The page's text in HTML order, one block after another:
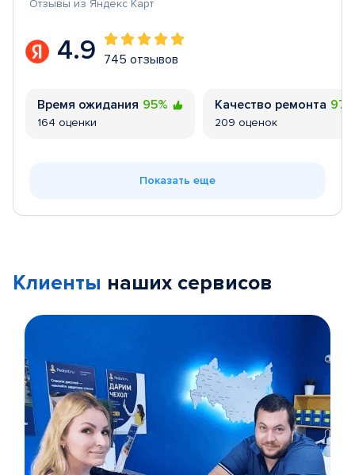
Отзывы из Яндекс Карт
4.9 745 отзывов
Время ожидания 95%
164 оценки
Качество ремонта
209 оценок
Показать еще
Клиенты наших сервисов